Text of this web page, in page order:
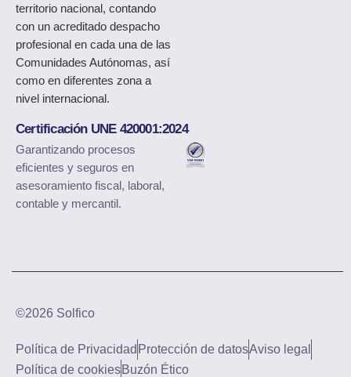
territorio nacional, contando
con un acreditado despacho
profesional en cada una de las
Comunidades Autónomas, así
como en diferentes zona a
nivel internacional.
Certificación UNE 420001:2024
Garantizando procesos
eficientes y seguros en
asesoramiento fiscal, laboral,
contable y mercantil.
©2026 Solfico
Política de Privacidad Protección de datosAviso legal
Política de cookiesBuzón Ético